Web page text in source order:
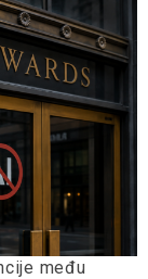
među